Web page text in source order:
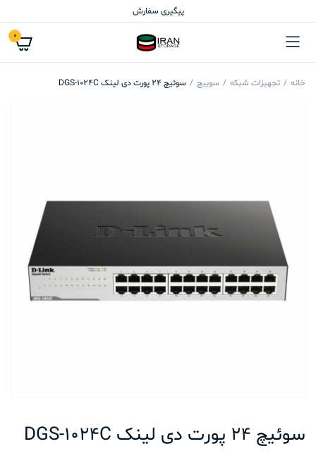
پیگیری سفارش
0
خانه تجهیزات شبکه سوییچ سوئیچ 24 پورت دی لینک DGS-1024C
سوئیچ 24 پورت دی لینک DGS-1024C